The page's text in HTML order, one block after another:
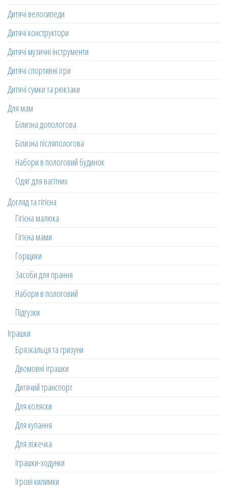
Дитячі велосипеди
Дитячі конструктори
Дитячі музичні інструменти
Дитячі спортивні ігри
Дитячі сумки та рюкзаки
Для мам
Білизна допологова
Білизна післяпологова
Набори в пологовий будинок
Одяг для вагітних
Догляд та гігієна
Гігієна малюка
Гігієна мами
Горщики
Засоби для прання
Набори в пологовий
Підгузки
Іграшки
Брязкальця та гризуни
Двомовні іграшки
Дитячий транспорт
Для коляски
Для купання
Для ліжечка
Іграшки-ходунки
Ігрові килимки